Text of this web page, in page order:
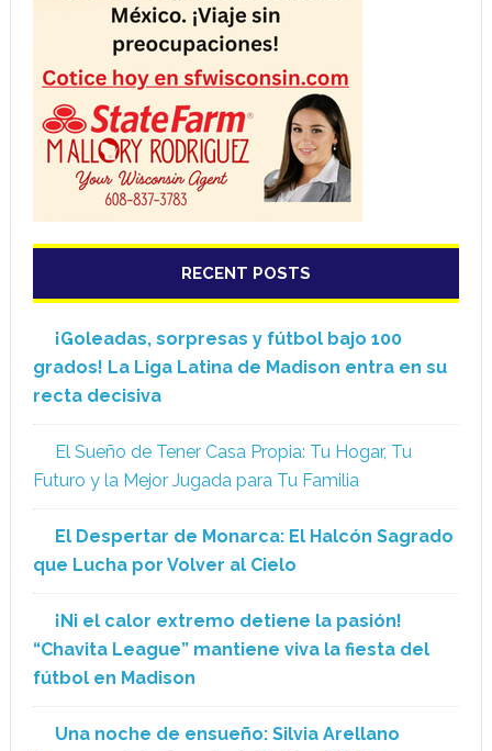
RECENT POSTS
¡Goleadas, sorpresas y fútbol bajo 100
grados! La Liga Latina de Madison entra en su
recta decisiva
El Sueño de Tener Casa Propia: Tu Hogar, Tu
Futuro y la Mejor Jugada para Tu Familia
El Despertar de Monarca: El Halcón Sagrado
que Lucha por Volver al Cielo
¡Ni el calor extremo detiene la pasión!
“Chavita League” mantiene viva la fiesta del
fútbol en Madison
Una noche de ensueño: Silvia Arellano